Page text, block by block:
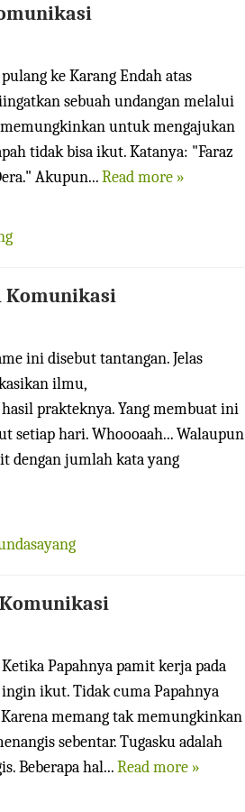
ke Karang Endah atas
sebuah undangan melalui
untuk mengajukan
tidak bisa ikut. Katanya: "Faraz
Akupun...Read more »
Komunikasi
ini disebut tantangan. Jelas
ilmu,
prakteknya. Yang membuat ini
setiap hari. Whoooaah... Walaupun
dengan jumlah kata yang
Komunikasi
Papahnya pamit kerja pada
ikut. Tidak cuma Papahnya
memang tak memungkinkan
sebentar. Tugasku adalah
Beberapa hal...Read more »